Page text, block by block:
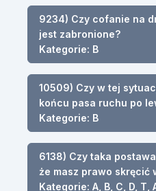
9234) Czy cofanie na
jest zabronione?
Kategorie: B
10509) Czy w tej
końcu pasa ruchu po
Kategorie: B
6138) Czy taka
że masz prawo skręcić
Kategorie: A, B, C, D, T,